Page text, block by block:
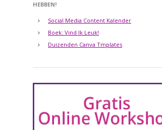
HEBBEN!
Social Media Content Kalender
Boek: Vind Ik Leuk!
Duizenden Canva Tmplates